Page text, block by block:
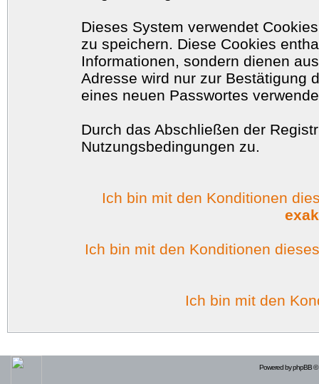
Dieses System verwendet
zu speichern. Diese Cookies
Informationen, sondern dienen
Adresse wird nur zur Bestätigung
eines neuen Passwortes
Durch das Abschließen der
Nutzungsbedingungen zu.
Ich bin mit den Konditionen
Ich bin mit den Konditionen
Ich bin mit den
Powered byphpBB©